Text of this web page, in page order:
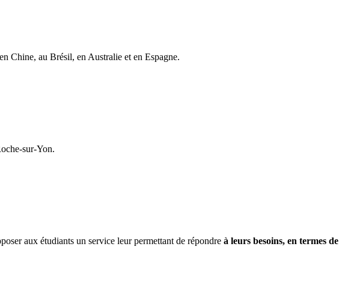
Chine, au Brésil, en Australie et en Espagne.
sur-Yon.
aux étudiants un service leur permettant de répondre à leurs besoins, en termes de